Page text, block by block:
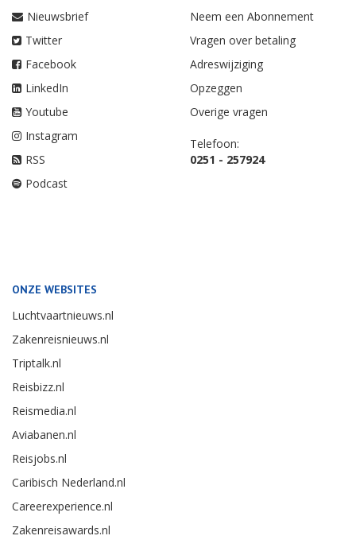
Nieuwsbrief
Twitter
Facebook
LinkedIn
Youtube
Instagram
RSS
Podcast
Neem een Abonnement
Vragen over betaling
Adreswijziging
Opzeggen
Overige vragen
Telefoon:
0251 - 257924
ONZE WEBSITES
Luchtvaartnieuws.nl
Zakenreisnieuws.nl
Triptalk.nl
Reisbizz.nl
Reismedia.nl
Aviabanen.nl
Reisjobs.nl
Caribisch Nederland.nl
Careerexperience.nl
Zakenreisawards.nl